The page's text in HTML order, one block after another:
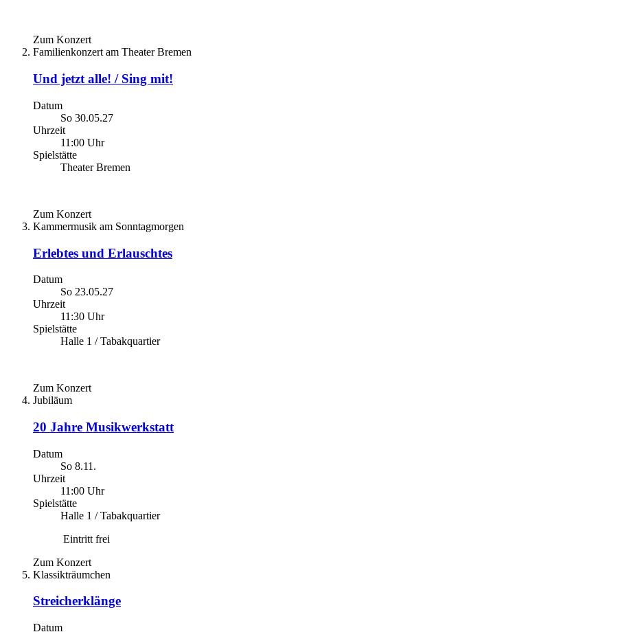
Zum Konzert
Familienkonzert am Theater Bremen
Und jetzt alle! / Sing mit!
Datum
So 30.05.27
Uhrzeit
11:00 Uhr
Spielstätte
Theater Bremen
Zum Konzert
Kammermusik am Sonntagmorgen
Erlebtes und Erlauschtes
Datum
So 23.05.27
Uhrzeit
11:30 Uhr
Spielstätte
Halle 1 / Tabakquartier
Zum Konzert
Jubiläum
20 Jahre Musikwerkstatt
Datum
So 8.11.
Uhrzeit
11:00 Uhr
Spielstätte
Halle 1 / Tabakquartier
Eintritt frei
Zum Konzert
Klassikträumchen
Streicherklänge
Datum